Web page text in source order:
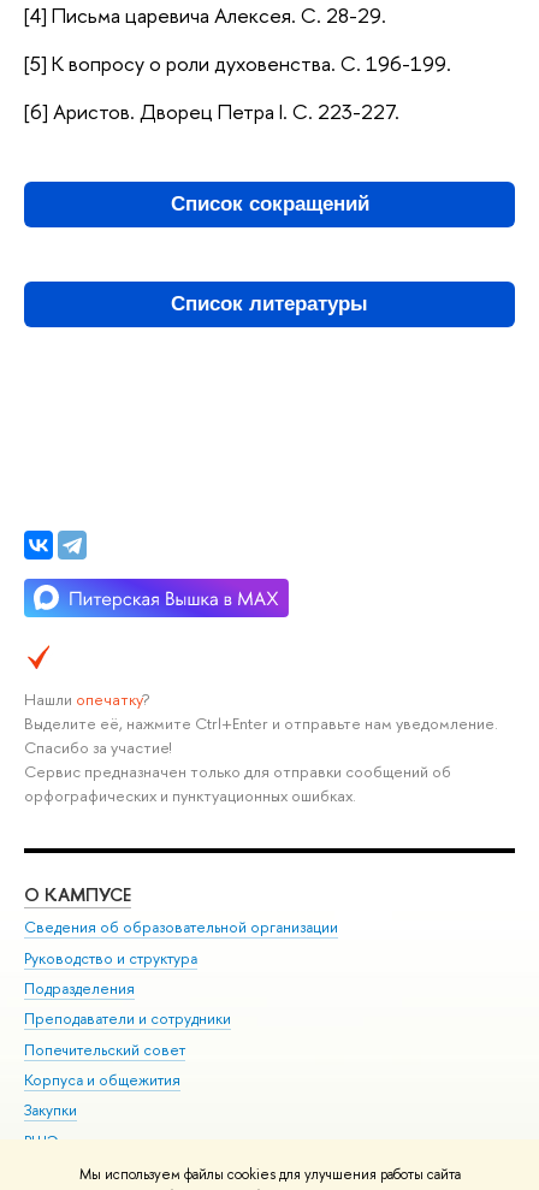
Мы используем файлы cookies для улучшения работы сайта
[4] Письма царевича Алексея. С. 28-29.
[5] К вопросу о роли духовенства. С. 196-199.
[6] Аристов. Дворец Петра I. С. 223-227.
Список сокращений
Список литературы
Нашли опечатку?
Выделите её, нажмите Ctrl+Enter и отправьте нам уведомление.
Спасибо за участие!
Сервис предназначен только для отправки сообщений об
орфографических и пунктуационных ошибках.
О КАМПУСЕ
Сведения об образовательной организации
Руководство и структура
Подразделения
Преподаватели и сотрудники
Попечительский совет
Корпуса и общежития
Закупки
ВШЭ для студентов с ограниченными возможностями
здоровья и инвалидностью